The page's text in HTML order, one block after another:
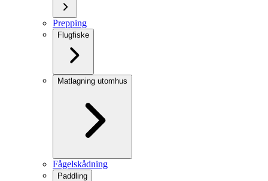
Prepping
Flugfiske
Matlagning utomhus
Fågelskådning
Paddling